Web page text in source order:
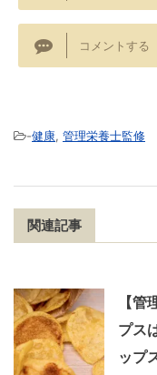
コメントする
-健康, 管理栄養士監修
関連記事
【
プス
ップ